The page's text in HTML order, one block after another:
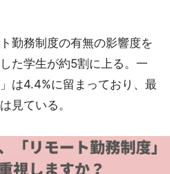
勤務制度の有無の影響度を
た学生が約5割に上る。一
は4.4%に留まっており、最
見ている。